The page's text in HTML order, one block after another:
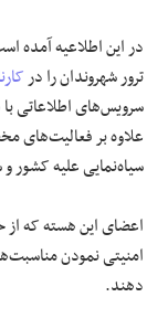
در این اطلاعیه آمده
ترور شهروندان را در
سرویس‌های اطلاعاتی
علاوه‌ بر فعالیت‌های
سیاه‌نمایی علیه کشور
اعضای این هسته که
امنیتی نمودن
دهند.